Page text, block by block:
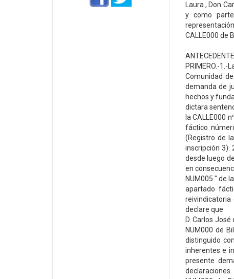
Laura , Don
y como
CALLE000 de
PRIMERO.-
Comunidad
demanda de
hechos y
dictara
la CALLE000
fáctico
(Registro de
inscripción 3).
desde luego
en
NUM005 " de
apartado
reivindicatoria
declare que
D. Carlos
NUM000 de
distinguido
inherentes e
presente